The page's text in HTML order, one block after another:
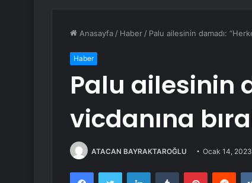
Anasayfa / Haber / Palu ailesinin damadı:
Haber
Palu ailesinin
vicdanına
ATACAN BAYRAKTAROĞLU Ocak 14, 2023
FacebookTwitter LinkedInTumblr Pinterest